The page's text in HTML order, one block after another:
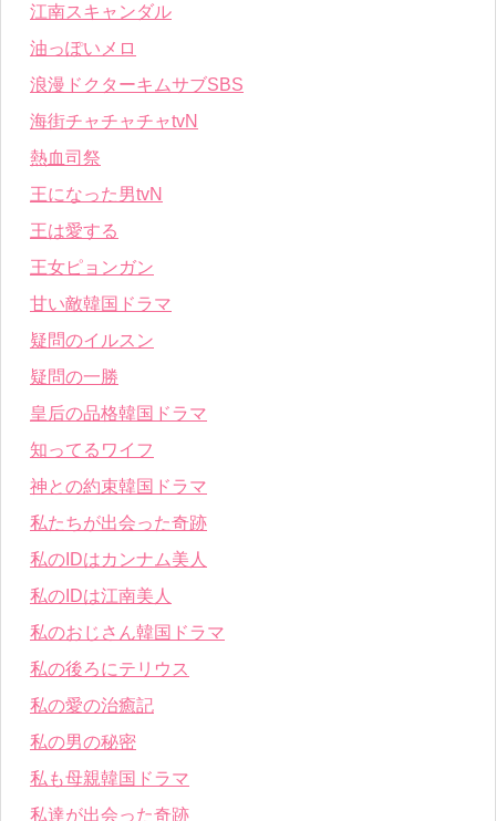
江南スキャンダル
油っぽいメロ
浪漫ドクターキムサブSBS
海街チャチャチャtvN
熱血司祭
王になった男tvN
王は愛する
王女ピョンガン
甘い敵韓国ドラマ
疑問のイルスン
疑問の一勝
皇后の品格韓国ドラマ
知ってるワイフ
神との約束韓国ドラマ
私たちが出会った奇跡
私のIDはカンナム美人
私のIDは江南美人
私のおじさん韓国ドラマ
私の後ろにテリウス
私の愛の治癒記
私の男の秘密
私も母親韓国ドラマ
私達が出会った奇跡